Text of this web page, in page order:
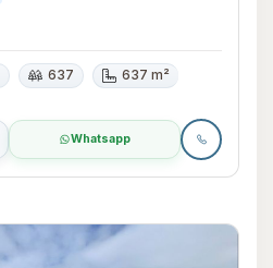
637 637 m²
Whatsapp